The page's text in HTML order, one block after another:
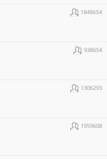
1848654
938654
1306293
1959608